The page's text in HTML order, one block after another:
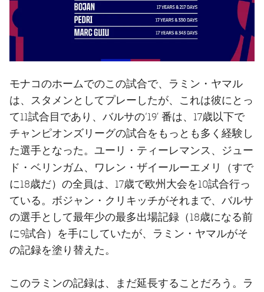
モナコのホームでのこの試合で、ラミン・ヤマル
は、スタメンとしてプレーしたが、これは彼にとっ
て11試合目であり、バルサの‘19’ 番は、17歳以下で
チャンピオンズリーグの試合をもっとも多く経験し
た選手となった。
ユーリ・ティーレマンス、ジュー
ド・ベリンガム、ワレン・ザイールーエメリ
（すで
に18歳だ）の全員は、17歳で欧州大会を10試合行っ
ている。ボジャン・クリキッチがそれまで、バルサ
の選手として最年少の最多出場記録（18歳になる前
に9試合）を手にしていたが、ラミン・ヤマルがそ
の記録を塗り替えた。
このラミンの記録は、まだ延長することだろう。ラ